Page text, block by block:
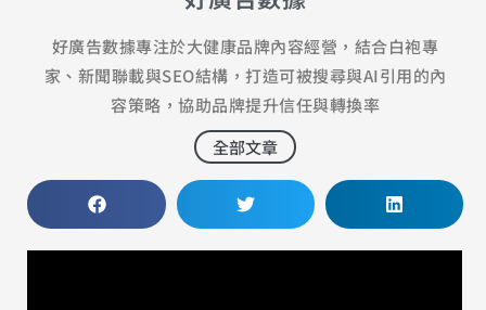
好廣告數據專注於大健康品牌內容經營，結合白袍專
家、新聞聯載與SEO結構，打造可被搜尋與AI引用的內
容策略，協助品牌提升信任與轉換率
全部文章